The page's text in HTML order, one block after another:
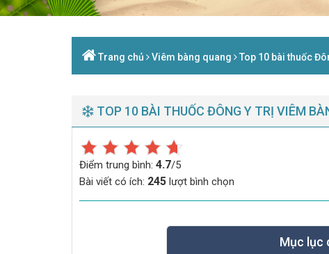
Trang chủ Viêm bàng quang Top 10 bài thuốc
TOP 10 BÀI THUỐC ĐÔNG Y TRỊ VIÊM
Điểm trung bình: 4.7/5
Bài viết có ích: 245lượt bình chọn
Mục lục